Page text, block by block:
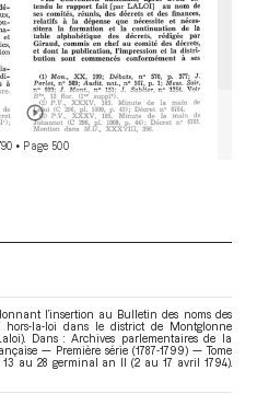
• Page 500
l’insertion au Bulletin des noms des
hors-la-loi dans le district de Montglonne
Dans : Archives parlementaires de la
— Première série (1787-1799) — Tome
13 au 28 germinal an II (2 au 17 avril 1794).